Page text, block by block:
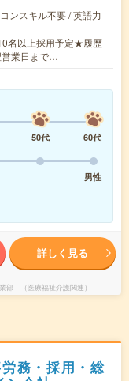
ンスキル不要 / 英語力
名以上採用予定★履歴
業日まで…
50代
60代
男性
詳しく見る
部 （医療福祉介護関連）
務・採用・総